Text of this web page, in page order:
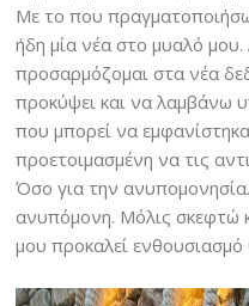
Με το που
ήδη μία νέα στο μυαλό
προσαρμόζομαι στα νέα
προκύψει και να λαμβάνω
που μπορεί να
προετοιμασμένη να τις
Όσο για την
ανυπόμονη. Μόλις σκεφτώ
μου προκαλεί ενθουσιασμό